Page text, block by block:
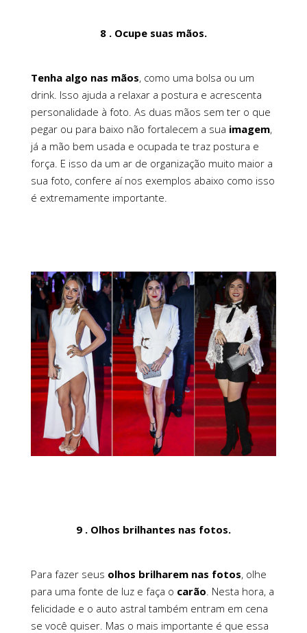
8 . Ocupe suas mãos.
Tenha algo nas mãos, como uma bolsa ou um
drink. Isso ajuda a relaxar a postura e acrescenta
personalidade à foto. As duas mãos sem ter o que
pegar ou para baixo não fortalecem a sua imagem,
já a mão bem usada e ocupada te traz postura e
força. E isso da um ar de organização muito maior a
sua foto, confere aí nos exemplos abaixo como isso
é extremamente importante.
9 . Olhos brilhantes nas fotos.
Para fazer seus olhos brilharem nas fotos, olhe
para uma fonte de luz e faça o carão . Nesta hora, a
felicidade e o auto astral também entram em cena
se você quiser. Mas o mais importante é que essa